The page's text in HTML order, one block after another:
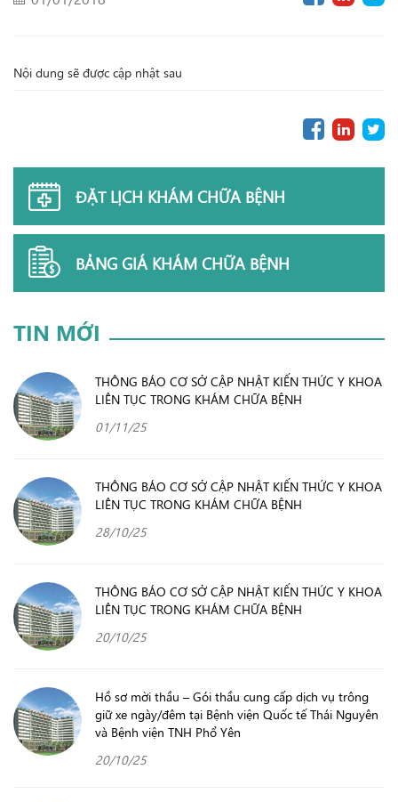
Nội dung sẽ được cập nhật sau
ĐẶT LỊCH KHÁM CHỮA BỆNH
BẢNG GIÁ KHÁM CHỮA BỆNH
TIN MỚI
THÔNG BÁO CƠ SỞ CẬP NHẬT KIẾN THỨC Y KHOA
LIÊN TỤC TRONG KHÁM CHỮA BỆNH
01/11/25
THÔNG BÁO CƠ SỞ CẬP NHẬT KIẾN THỨC Y KHOA
LIÊN TỤC TRONG KHÁM CHỮA BỆNH
28/10/25
THÔNG BÁO CƠ SỞ CẬP NHẬT KIẾN THỨC Y KHOA
LIÊN TỤC TRONG KHÁM CHỮA BỆNH
20/10/25
Hồ sơ mời thầu – Gói thầu cung cấp dịch vụ trông
giữ xe ngày/đêm tại Bệnh viện Quốc tế Thái Nguyên
và Bệnh viện TNH Phổ Yên
20/10/25